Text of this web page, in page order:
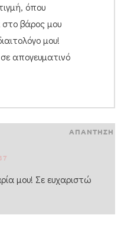
όπου
στο βάρος μου
μου!
απογευματινό
μου! Σε ευχαριστώ
ΑΠΑΝΤΗΣΗ